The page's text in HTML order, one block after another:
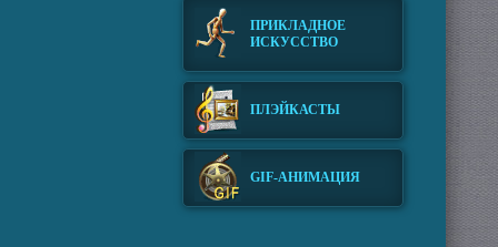
ПРИКЛАДНОЕ
ИСКУССТВО
ПЛЭЙКАСТЫ
GIF-АНИМАЦИЯ